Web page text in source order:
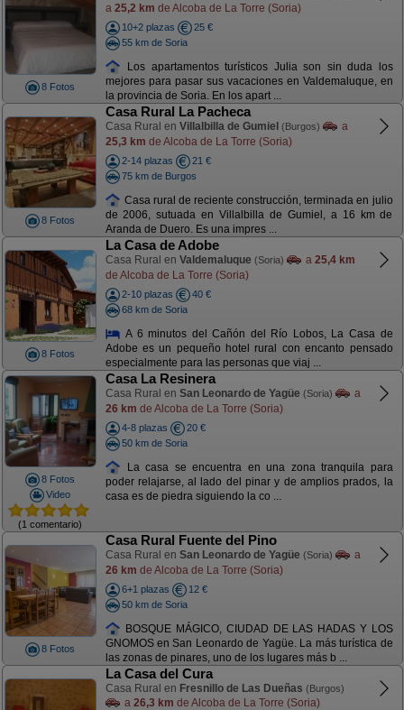
8 Fotos
a 25,2 km de Alcoba de La Torre (Soria)
10+2 plazas
25 €
55 km de Soria
Los apartamentos turísticos Julia son sin duda los
mejores para pasar sus vacaciones en Valdemaluque, en
la provincia de Soria. En los apart ...
8 Fotos
Casa Rural La Pacheca
Casa Rural en Villalbilla de Gumiel (Burgos)
a
25,3 km de Alcoba de La Torre (Soria)
2-14 plazas
21 €
75 km de Burgos
Casa rural de reciente construcción, terminada en julio
de 2006, sutuada en Villalbilla de Gumiel, a 16 km de
Aranda de Duero. Es una impres ...
8 Fotos
La Casa de Adobe
Casa Rural en Valdemaluque (Soria) a 25,4 km
de Alcoba de La Torre (Soria)
2-10 plazas
40 €
68 km de Soria
A 6 minutos del Cañón del Río Lobos, La Casa de
Adobe es un pequeño hotel rural con encanto pensado
especialmente para las personas que viaj ...
8 Fotos
Video
(1 comentario)
Casa La Resinera
Casa Rural en San Leonardo de Yagüe (Soria)
a
26 km de Alcoba de La Torre (Soria)
4-8 plazas
20 €
50 km de Soria
La casa se encuentra en una zona tranquila para
poder relajarse, al lado del pinar y de amplios prados, la
casa es de piedra siguiendo la co ...
8 Fotos
Casa Rural Fuente del Pino
Casa Rural en San Leonardo de Yagüe (Soria)
a
26 km de Alcoba de La Torre (Soria)
6+1 plazas
12 €
50 km de Soria
BOSQUE MÁGICO, CIUDAD DE LAS HADAS Y LOS
GNOMOS en San Leonardo de Yagüe. La más turística de
las zonas de pinares, uno de los lugares más b ...
La Casa del Cura
Casa Rural en Fresnillo de Las Dueñas (Burgos)
a 26,3 km de Alcoba de La Torre (Soria)